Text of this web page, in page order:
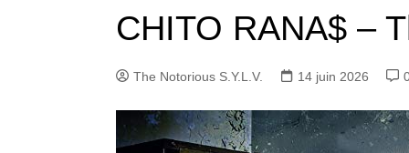
CHITO RANA$ –
The Notorious S.Y.L.V. 14 juin 2026